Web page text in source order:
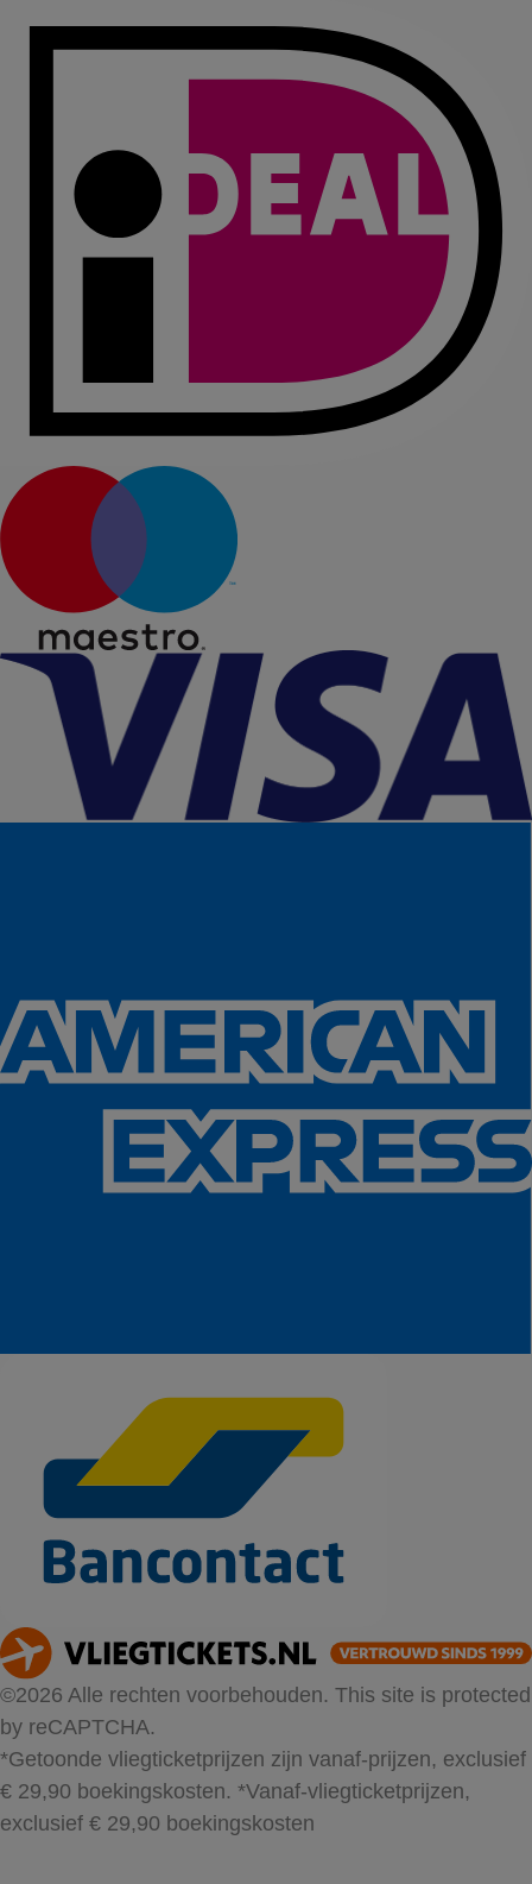
©2026 Alle rechten voorbehouden. This site is protected
by reCAPTCHA.
*Getoonde vliegticketprijzen zijn vanaf-prijzen, exclusief
€ 29,90 boekingskosten. *Vanaf-vliegticketprijzen,
exclusief € 29,90 boekingskosten